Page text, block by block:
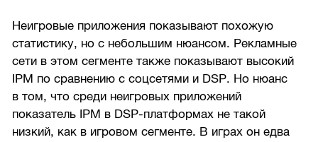
Неигровые приложения показывают похожую
статистику, но с небольшим нюансом. Рекламные
сети в этом сегменте также показывают высокий
IPM по сравнению с соцсетями и DSP. Но нюанс
в том, что среди неигровых приложений
показатель IPM в DSP-платформах не такой
низкий, как в игровом сегменте. В играх он едва